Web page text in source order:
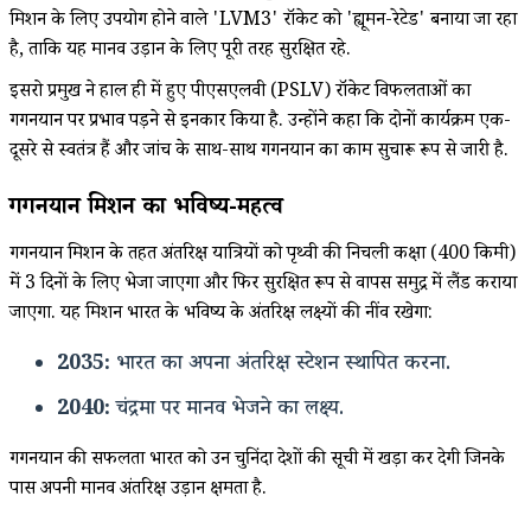
मिशन के लिए उपयोग होने वाले 'LVM3' रॉकेट को 'ह्यूमन-रेटेड' बनाया जा रहा
है, ताकि यह मानव उड़ान के लिए पूरी तरह सुरक्षित रहे.
इसरो प्रमुख ने हाल ही में हुए पीएसएलवी (PSLV) रॉकेट विफलताओं का
गगनयान पर प्रभाव पड़ने से इनकार किया है. उन्होंने कहा कि दोनों कार्यक्रम एक-
दूसरे से स्वतंत्र हैं और जांच के साथ-साथ गगनयान का काम सुचारू रूप से जारी है.
गगनयान मिशन का भविष्य-महत्व
गगनयान मिशन के तहत अंतरिक्ष यात्रियों को पृथ्वी की निचली कक्षा (400 किमी)
में 3 दिनों के लिए भेजा जाएगा और फिर सुरक्षित रूप से वापस समुद्र में लैंड कराया
जाएगा. यह मिशन भारत के भविष्य के अंतरिक्ष लक्ष्यों की नींव रखेगा:
2035: भारत का अपना अंतरिक्ष स्टेशन स्थापित करना.
2040:चंद्रमा पर मानव भेजने का लक्ष्य.
गगनयान की सफलता भारत को उन चुनिंदा देशों की सूची में खड़ा कर देगी जिनके
पास अपनी मानव अंतरिक्ष उड़ान क्षमता है.